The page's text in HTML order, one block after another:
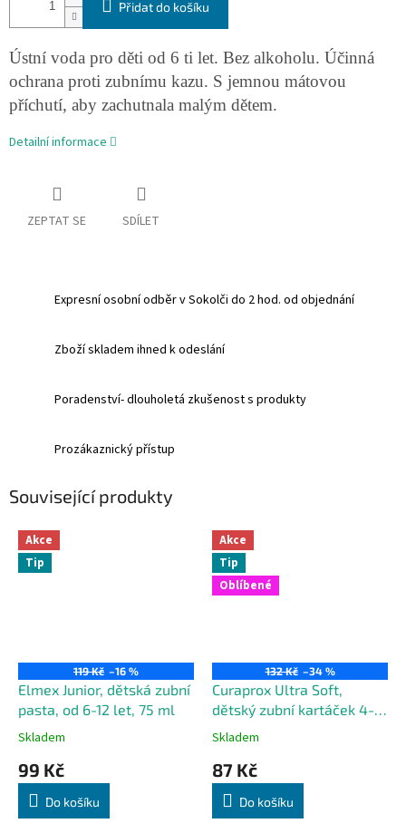
Přidat do košíku
Ústní voda pro děti od 6 ti let. Bez alkoholu. Účinná
ochrana proti zubnímu kazu. S jemnou mátovou
příchutí, aby zachutnala malým dětem.
Detailní informace
ZEPTAT SE SDÍLET
Expresní osobní odběr v Sokolči do 2 hod. od objednání
Zboží skladem ihned k odeslání
Poradenství- dlouholetá zkušenost s produkty
Prozákaznický přístup
Související produkty
Akce
Tip
119 Kč –16 %
Elmex Junior, dětská zubní
pasta, od 6-12 let, 75 ml
Skladem
99 Kč
Do košíku
Akce
Tip
Oblíbené
132 Kč –34 %
Curaprox Ultra Soft,
dětský zubní kartáček 4-12
let, 1 kus
Skladem
87 Kč
Do košíku